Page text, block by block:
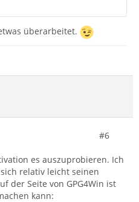
überarbeitet.
#6
es auszuprobieren. Ich
relativ leicht seinen
der Seite von GPG4Win ist
kann: